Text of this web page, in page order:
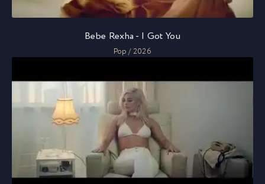
Bebe Rexha - I Got You
Pop / 2026